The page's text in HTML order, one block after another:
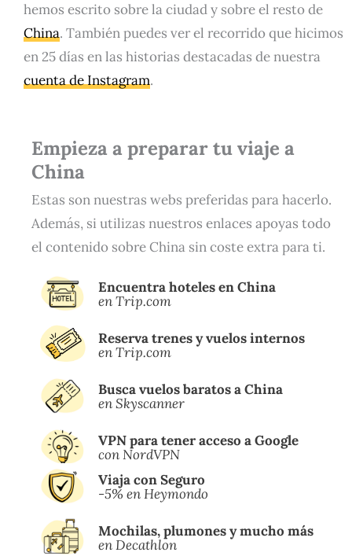
hemos escrito sobre la ciudad y sobre el resto de
China. También puedes ver el recorrido que hicimos
en 25 días en las historias destacadas de nuestra
cuenta de Instagram.
Empieza a preparar tu viaje a
China
Estas son nuestras webs preferidas para hacerlo.
Además, si utilizas nuestros enlaces apoyas todo
el contenido sobre China sin coste extra para ti.
Encuentra hoteles en China
en Trip.com
Reserva trenes y vuelos internos
en Trip.com
Busca vuelos baratos a China
en Skyscanner
VPN para tener acceso a Google
con NordVPN
Viaja con Seguro
-5% en Heymondo
Mochilas, plumones y mucho más
en Decathlon